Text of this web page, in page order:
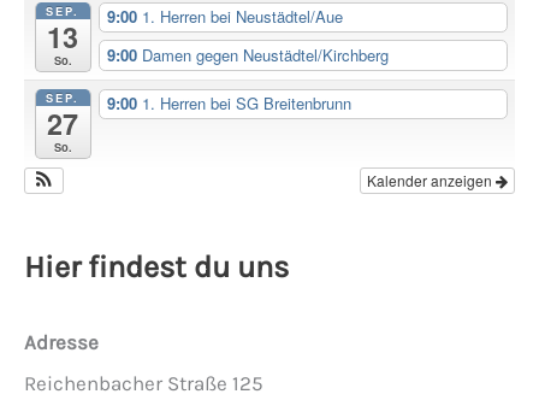
SEP.
13
So.
9:00 1. Herren bei Neustädtel/Aue
9:00 Damen gegen Neustädtel/Kirchberg
SEP.
27
So.
9:00 1. Herren bei SG Breitenbrunn
Kalender anzeigen
Hier findest du uns
Adresse
Reichenbacher Straße 125